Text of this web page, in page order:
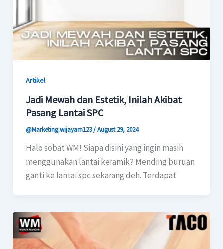
Artikel
Jadi Mewah dan Estetik, Inilah Akibat
Pasang Lantai SPC
@Marketing.wijayam123/August 29, 2024
Halo sobat WM! Siapa disini yang ingin masih
menggunakan lantai keramik? Mending buruan
ganti ke lantai spc sekarang deh. Terdapat